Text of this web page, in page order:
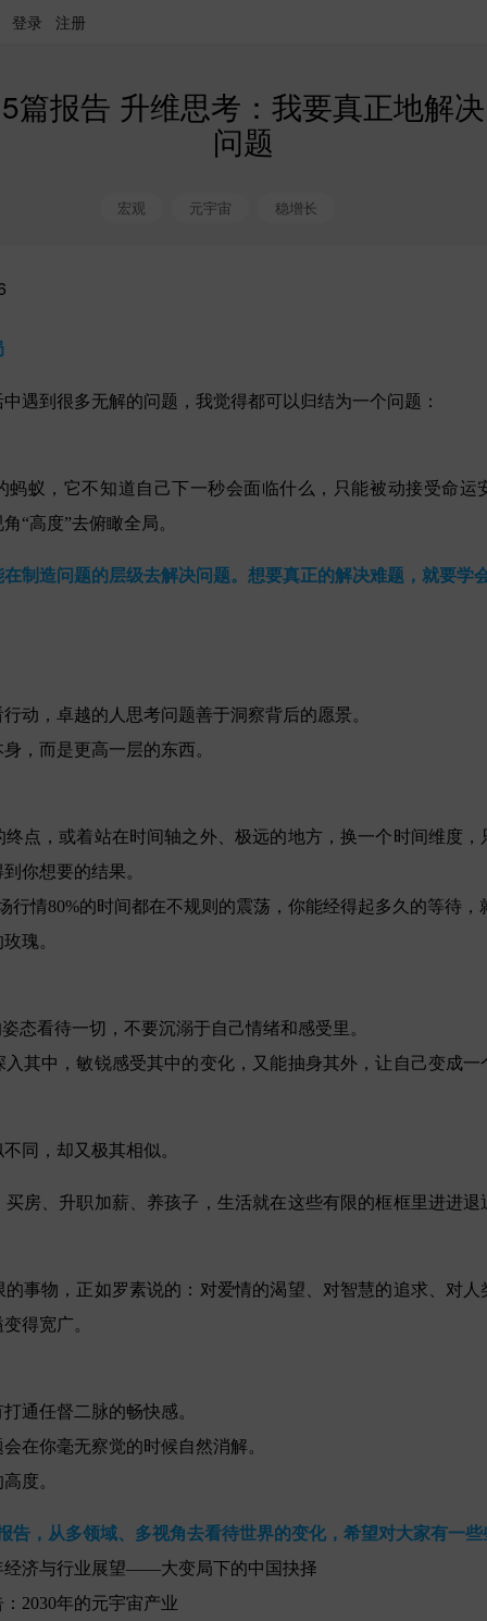
登录 注册
5篇报告 升维思考：我要真正地解决
问题
宏观 元宇宙 稳增长
遇到很多无解的问题，我觉得都可以归结为一个问题：
蚂蚁，它不知道自己下一秒会面临什么，只能被动接受命运
“高度”去俯瞰全局。
制造问题的层级去解决问题。想要真正的解决难题，就要学
动，卓越的人思考问题善于洞察背后的愿景。
，而是更高一层的东西。
点，或着站在时间轴之外、极远的地方，换一个时间维度
你想要的结果。
行情80%的时间都在不规则的震荡，你能经得起多久的等待
瑰。
态看待一切，不要沉溺于自己情绪和感受里。
其中，敏锐感受其中的变化，又能抽身其外，让自己变成
同，却又极其相似。
房、升职加薪、养孩子，生活就在这些有限的框框里进进
事物，正如罗素说的：对爱情的渴望、对智慧的追求、对
得宽广。
通任督二脉的畅快感。
在你毫无察觉的时候自然消解。
度。
告，从多领域、多视角去看待世界的变化，希望对大家有一
经济与行业展望——大变局下的中国抉择
2030年的元宇宙产业